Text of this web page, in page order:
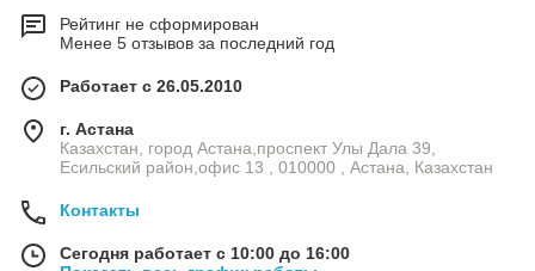
Рейтинг не сформирован
Менее 5 отзывов за последний год
Работает с 26.05.2010
г. Астана
Казахстан, город Астана,проспект Улы Дала 39,
Есильский район,офис 13 , 010000 , Астана, Казахстан
Контакты
Сегодня работает с 10:00 до 16:00